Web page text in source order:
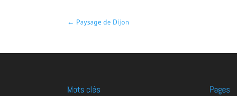
← Paysage de Dijon
Mots clés Pages